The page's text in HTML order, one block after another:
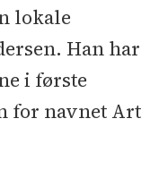
lokale
Han har
i første
for navnet Art